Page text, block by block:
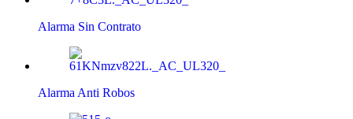
Alarma Sin Contrato
Alarma Anti Robos